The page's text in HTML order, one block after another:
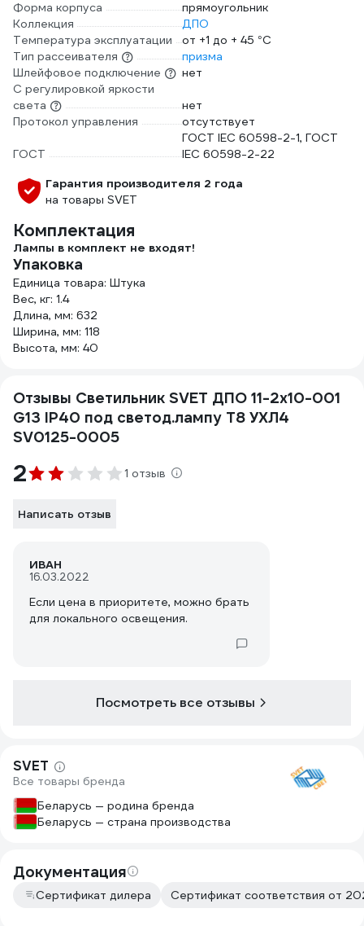
Форма корпуса
прямоугольник
Коллекция
ДПО
Температура эксплуатации
от +1 до + 45 °С
Тип рассеивателя
призма
Шлейфовое подключение
нет
С регулировкой яркости
света
нет
Протокол управления
отсутствует
ГОСТ
ГОСТ IEC 60598-2-1, ГОСТ
IEC 60598-2-22
Гарантия производителя 2 года
на товары SVET
Комплектация
Лампы в комплект не входят!
Упаковка
Единица товара: Штука
Вес, кг: 1.4
Длина, мм: 632
Ширина, мм: 118
Высота, мм: 40
Отзывы Светильник SVET ДПО 11-2х10-001
G13 IP40 под светод.лампу T8 УХЛ4
SV0125-0005
2 1 отзыв
Написать отзыв
ИВАН
16.03.2022
Если цена в приоритете, можно брать
для локального освещения.
Посмотреть все отзывы
SVET
Все товары бренда
Беларусь — родина бренда
Беларусь — страна производства
Документация
Сертификат дилера Сертификат соответствия от